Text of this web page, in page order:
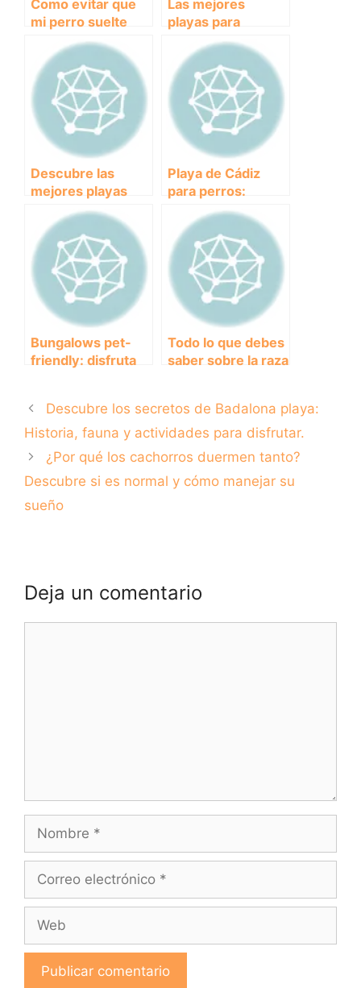
Como evitar que
mi perro suelte
Las mejores
playas para
perros: diversión
asegurada en la
arena y el mar
Descubre las
mejores playas
para perros en
Asturias y disfruta
con tu amigo
peludo
Playa de Cádiz
para perros:
diversión y
descanso en la
costa andaluza
Bungalows pet-
friendly: disfruta
Todo lo que debes
saber sobre la raza
Descubre los secretos de Badalona playa:
Historia, fauna y actividades para disfrutar.
¿Por qué los cachorros duermen tanto?
Descubre si es normal y cómo manejar su
sueño
Deja un comentario